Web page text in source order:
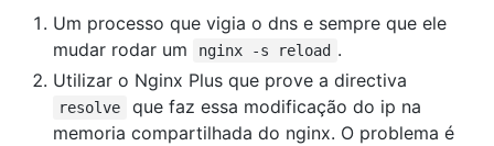
Um processo que vigia o dns e sempre que ele
mudar rodar um
nginx -s reload .
Utilizar o Nginx Plus que prove a directiva
resolve
que faz essa modificação do ip na
memoria compartilhada do nginx. O problema é